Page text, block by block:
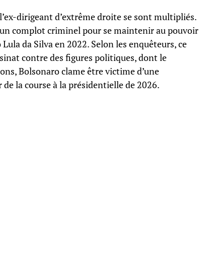
dirigeant d’extrême droite se sont multipliés.
un complot criminel pour se maintenir au pouvoir
da Silva en 2022. Selon les enquêteurs, ce
contre des figures politiques, dont le
Bolsonaro clame être victime d’une
la course à la présidentielle de 2026.